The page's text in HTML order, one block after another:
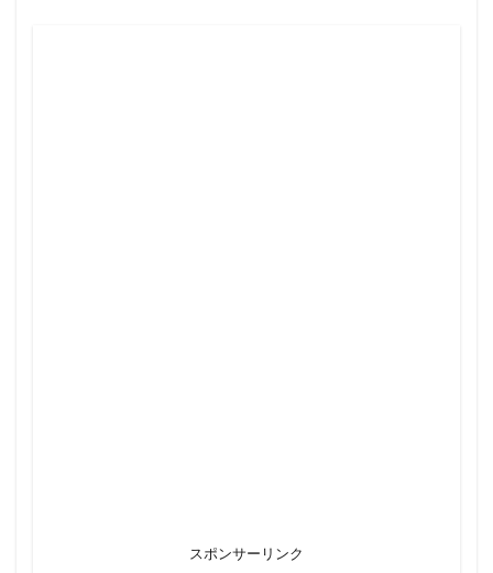
スポンサーリンク